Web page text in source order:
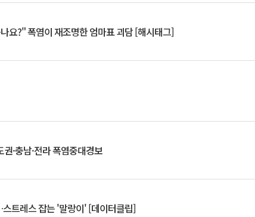
요?" 폭염이 재조명한 엄마표 괴담 [해시태그]
·충남·전라 폭염중대경보
트레스 잡는 '말랑이' [데이터클립]